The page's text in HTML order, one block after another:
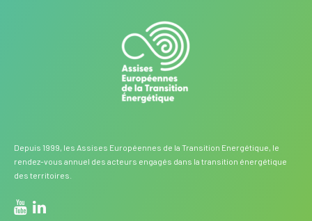
Depuis 1999, les Assises Européennes de la Transition Energétique, le
rendez-vous annuel des acteurs engagés dans la transition énergétique
des territoires.